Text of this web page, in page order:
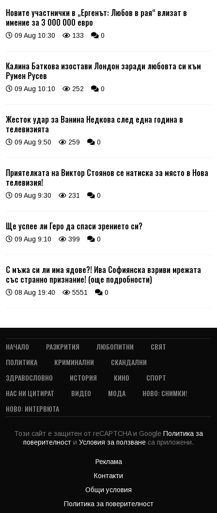
Новите участнички в „Ергенът: Любов в рая“ влизат в
имение за 3 000 000 евро
09 Aug 10:30 133 0
Калина Баткова изостави Лондон заради любовта си към
Румен Русев
09 Aug 10:10 252 0
Жесток удар за Ванина Недкова след една година в
телевизията
09 Aug 9:50 259 0
Приятелката на Виктор Стоянов се натиска за място в Нова
телевизия!
09 Aug 9:30 231 0
Ще успее ли Геро да спаси зрението си?
09 Aug 9:10 399 0
С мъжа си ли има ядове?! Ива Софиянска взриви мрежата
със странно признание! (още подробности)
08 Aug 19:40 5551 0
НАЧАЛО РАЗКРИТИЯ ЛЮБОПИТНИ
СВЯТ
ПОЛИТИКА
КРИМИНАЛНИ
СКАНДАЛНИ
ЗДРАВОСЛОВНО
ИСТОРИЯ КИНО
СПОРТ
НАС НИ ЦИТИРАТ
ВИДЕО МОДА
НОВО: СНИМКИ!
НОВО: ИНТЕРВЮТА
Този сайт е защитен от reCAPTCHA и Google Политика за
поверителност и Условия за ползване са приложени.
Реклама
Контакти
Общи условия
Политика за поверителност